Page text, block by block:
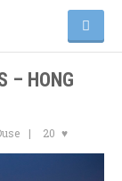
– HONG
20